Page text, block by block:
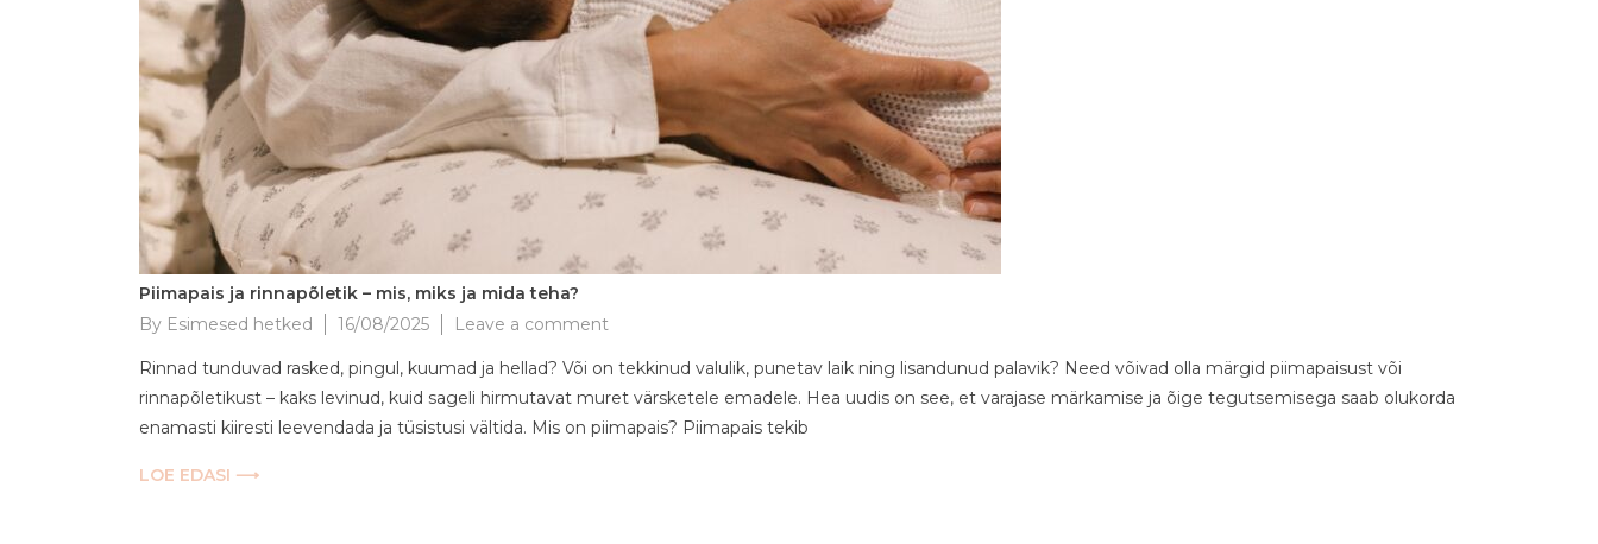
Piimapais ja rinnapõletik – mis, miks ja mida teha?
By Esimesed hetked 16/08/2025 Leave a comment
ja
rinnapõletik
–
Rinnad tunduvad rasked, pingul, kuumad ja hellad? Või on tekkinud valulik, punetav laik ning lisandunud palavik? Need võivad olla märgid piimapaisust või
rinnapõletikust – kaks levinud, kuid sageli hirmutavat muret värsketele emadele. Hea uudis on see, et varajase märkamise ja õige tegutsemisega saab olukorda
enamasti kiiresti leevendada ja tüsistusi vältida. Mis on piimapais? Piimapais tekib
LOE EDASI ⟶